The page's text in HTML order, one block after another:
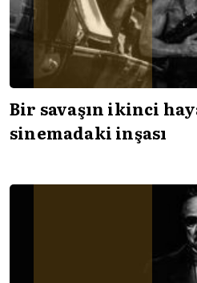
Bir savaşın ikinci
sinemadaki inşası